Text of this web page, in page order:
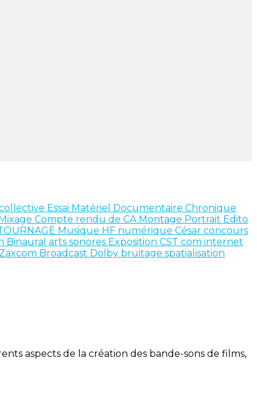
Essai Matériel Documentaire Chronique
Compte rendu de CA Montage Portrait Edito
Musique HF numérique César concours
Binaural arts sonores Exposition CST com internet
Zaxcom Broadcast Dolby bruitage spatialisation
aspects de la création des bande-sons de films,